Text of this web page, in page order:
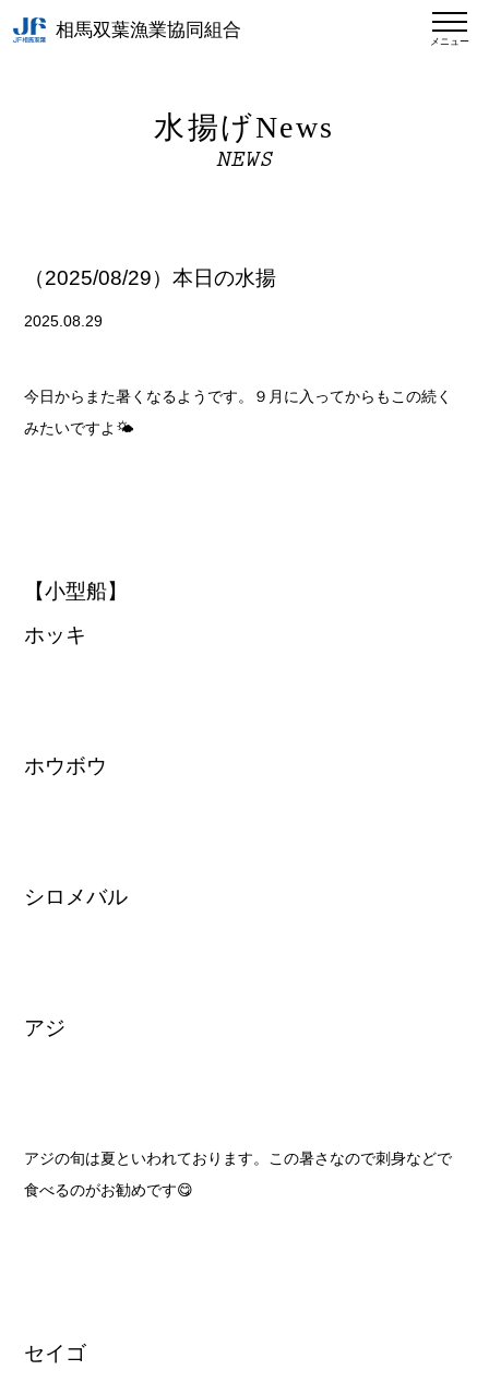
相馬双葉漁業協同組合
メニュー
水揚げNews
NEWS
（2025/08/29）本日の水揚
2025.08.29
今日からまた暑くなるようです。９月に入ってからもこの続く
みたいですよ🌤
【小型船】
ホッキ
ホウボウ
シロメバル
アジ
アジの旬は夏といわれております。この暑さなので刺身などで
食べるのがお勧めです😋
セイゴ